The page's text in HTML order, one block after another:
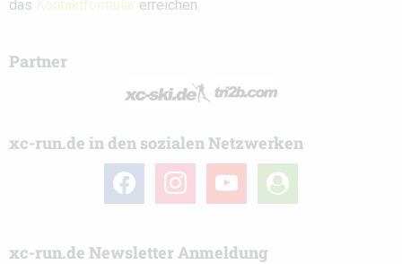
das Kontaktformular erreichen.
Partner
xc-run.de in den sozialen Netzwerken
facebook instagramyoutube
user-
circle
xc-run.de Newsletter Anmeldung